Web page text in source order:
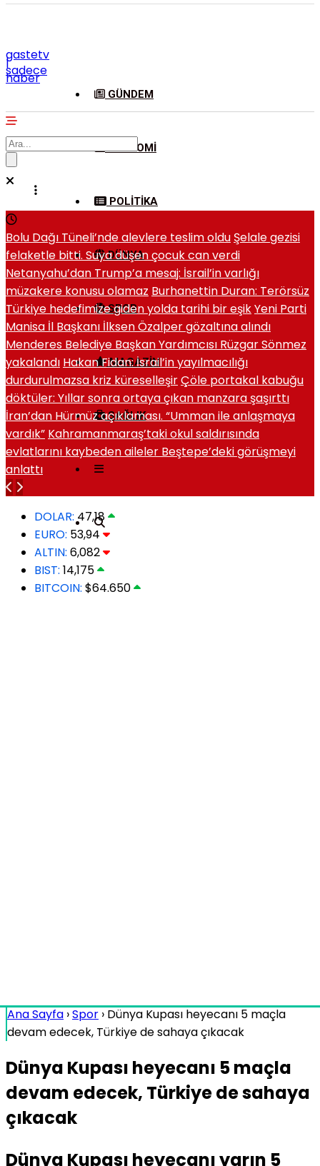
gastetv
|
sadece
haber
GÜNDEM
EKONOMI
POLITIKA
DÜNYA
SPOR
MAGAZIN
SAĞLIK
Bolu Dağı Tüneli’nde alevlere teslim oldu Şelale gezisi
felaketle bitti. Suya düşen çocuk can verdi
Netanyahu’dan Trump’a mesaj: İsrail’in varlığı
müzakere konusu olamaz Burhanettin Duran: Terörsüz
Türkiye hedefimize giden yolda tarihi bir eşikYeni Parti
Manisa İl Başkanı İlksen Özalper gözaltına alındı
Menderes Belediye Başkan Yardımcısı Rüzgar Sönmez
yakalandı Hakan Fidan: İsrail’in yayılmacılığı
durdurulmazsa kriz küreselleşirÇöle portakal kabuğu
döktüler: Yıllar sonra ortaya çıkan manzara şaşırttı
İran’dan Hürmüz açıklaması. “Umman ile anlaşmaya
vardık” Kahramanmaraş’taki okul saldırısında
evlatlarını kaybeden aileler Beştepe’deki görüşmeyi
anlattı
DOLAR: 47,18
EURO: 53,94
ALTIN: 6,082
BIST: 14,175
BITCOIN: $64.650
Ana Sayfa ›Spor › Dünya Kupası heyecanı 5 maçla
devam edecek, Türkiye de sahaya çıkacak
Dünya Kupası heyecanı 5 maçla
devam edecek, Türkiye de sahaya
çıkacak
Dünya Kupası heyecanı yarın 5